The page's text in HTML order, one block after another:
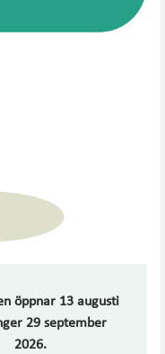
öppnar 13 augusti
29 september
2026.